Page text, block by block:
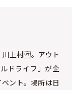
川上村 。アウト
ドライフ」が企
ント。場所は日